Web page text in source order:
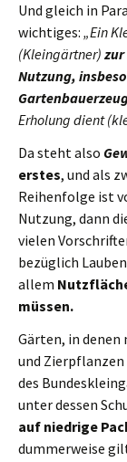
Und gleich in
wichtiges: „Ein
(Kleingärtner)
Nutzung,
Erholung dient
Da steht also
erstes, und als
Reihenfolge ist
Nutzung, dann
vielen
bezüglich
allem
müssen.
Gärten, in denen
und
des
unter dessen
auf niedrige
dummerweise